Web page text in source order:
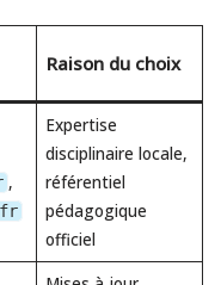
Raison du choix
,
Expertise
disciplinaire locale,
référentiel
pédagogique
officiel